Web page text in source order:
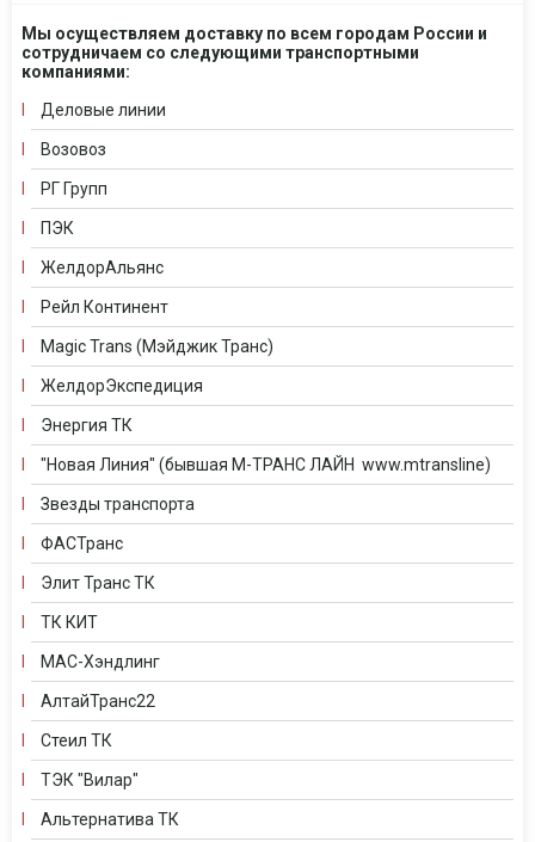
Мы осуществляем доставку по всем городам России и
сотрудничаем со следующими транспортными
компаниями:
Деловые линии
Возовоз
РГ Групп
ПЭК
ЖелдорАльянс
Рейл Континент
Magic Trans (Мэйджик Транс)
ЖелдорЭкспедиция
Энергия ТК
"Новая Линия" (бывшая М-ТРАНС ЛАЙН www.mtransline)
Звезды транспорта
ФАСТранс
Элит Транс ТК
ТК КИТ
МАС-Хэндлинг
АлтайТранс22
Стеил ТК
ТЭК "Вилар"
Альтернатива ТК